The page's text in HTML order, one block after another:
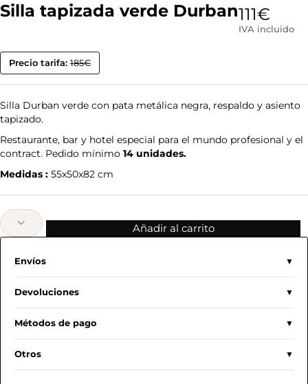
Silla tapizada verde Durban111€
IVA incluido
Precio tarifa: 185€
Silla Durban verde con pata metálica negra, respaldo y asiento
tapizado.
Restaurante, bar y hotel especial para el mundo profesional y el
contract. Pedido mínimo 14 unidades.
Medidas : 55x50x82 cm
Añadir al carrito
Envíos
Devoluciones
Métodos de pago
Otros